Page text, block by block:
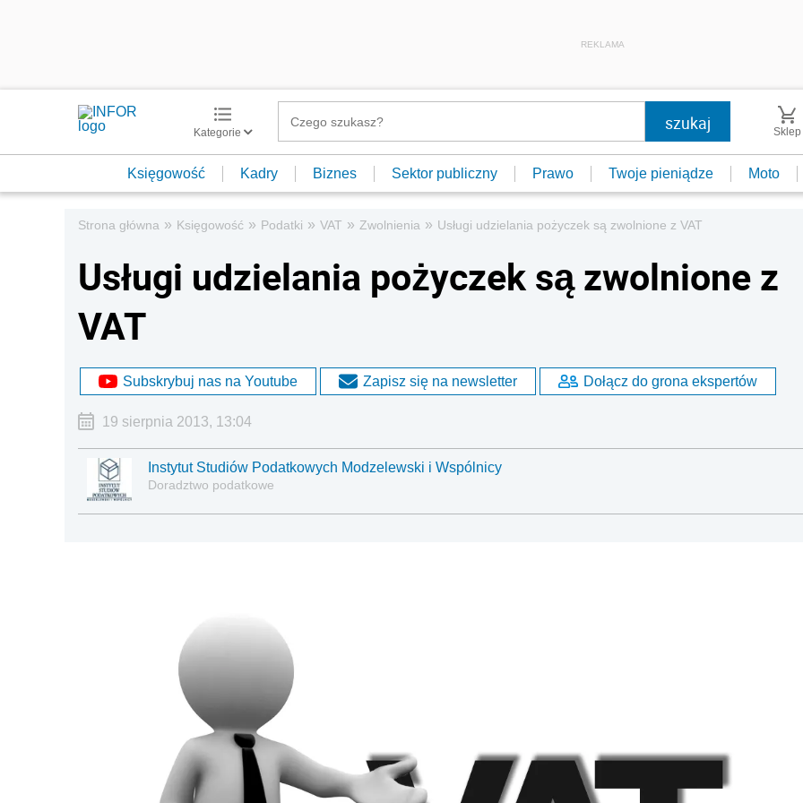
REKLAMA
Kategorie Sklep
Księgowość Kadry Biznes Sektor publiczny Prawo Twoje pieniądze Moto
Strona główna » Księgowość » Podatki » VAT » Zwolnienia » Usługi udzielania pożyczek są zwolnione z VAT
Usługi udzielania pożyczek są zwolnione z
VAT
Subskrybuj nas na Youtube Zapisz się na newsletter Dołącz do grona ekspertów
19 sierpnia 2013, 13:04
Instytut Studiów Podatkowych Modzelewski i Wspólnicy
Doradztwo podatkowe